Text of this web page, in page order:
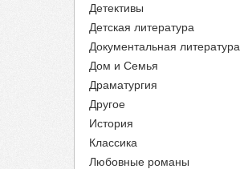
Детективы
Детская литература
Документальная литература
Дом и Семья
Драматургия
Другое
История
Классика
Любовные романы